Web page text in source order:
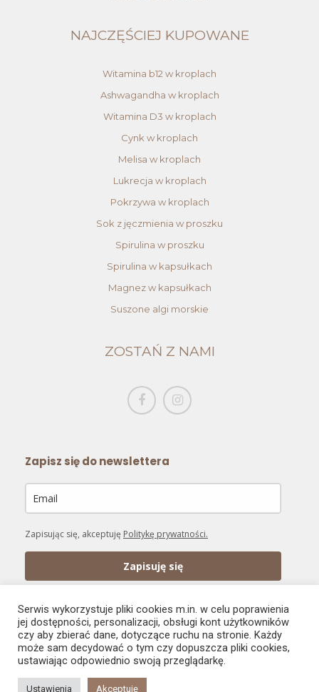
NAJCZĘŚCIEJ KUPOWANE
Witamina b12 w kroplach
Ashwagandha w kroplach
Witamina D3 w kroplach
Cynk w kroplach
Melisa w kroplach
Lukrecja w kroplach
Pokrzywa w kroplach
Sok z jęczmienia w proszku
Spirulina w proszku
Spirulina w kapsułkach
Magnez w kapsułkach
Suszone algi morskie
ZOSTAŃ Z NAMI
Zapisz się do newslettera
Zapisując się, akceptuję Politykę prywatności.
Zapisuję się
PŁATNOŚĆ ONLINE
Bezpieczne zakupy
Serwis wykorzystuje pliki cookies m.in. w celu poprawienia
jej dostępności, personalizacji, obsługi kont użytkowników
czy aby zbierać dane, dotyczące ruchu na stronie. Każdy
może sam decydować o tym czy dopuszcza pliki cookies,
ustawiając odpowiednio swoją przeglądarkę.
Ustawienia Akceptuję